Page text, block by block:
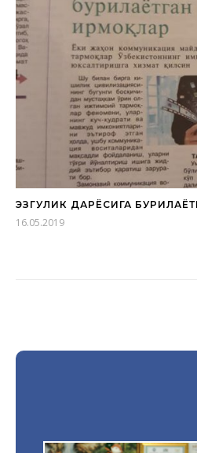
ЭЗГУЛИК ДАРЁСИГА
16.05.2019